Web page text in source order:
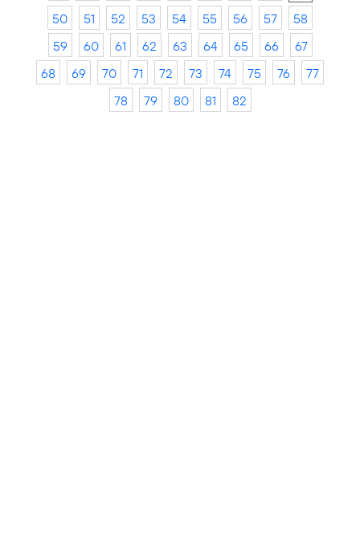
50
51 52 53 54 55 56 57
58
59
60 61 62 63 64 65 66
67
68
69 70 71 72 73 74 75 76
77
78
79 80 81 82